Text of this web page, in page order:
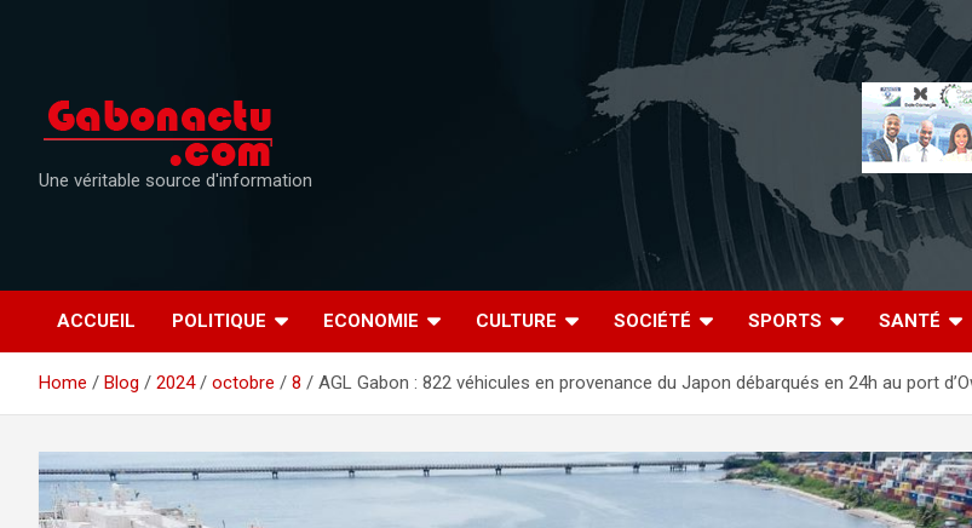
Une véritable source d'information
ACCUEIL POLITIQUE ECONOMIE CULTURE SOCIÉTÉ SPORTS SANTÉ
Home Blog 2024 octobre 8 AGL Gabon : 822 véhicules en provenance du Japon débarqués en 24h au port